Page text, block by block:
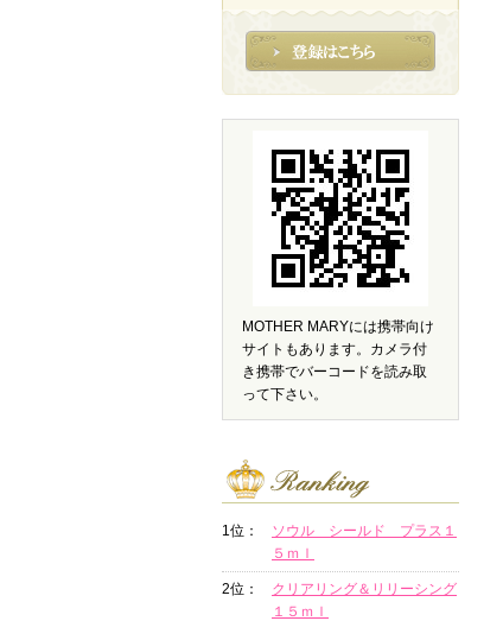
MOTHER MARYには携帯向け
サイトもあります。カメラ付
き携帯でバーコードを読み取
って下さい。
1位：
ソウル シールド プラス１
５ｍｌ
2位：
クリアリング＆リリーシング
１５ｍｌ